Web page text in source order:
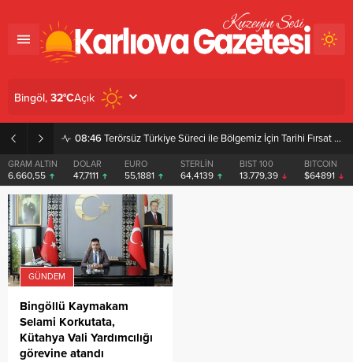
08:46 Terörsüz Türkiye Süreci ile Bölgemiz İçin Tarihi Fırsat Pencereleri Açılıyor
GRAM ALTIN
6.660,55
DOLAR
47,7111
EURO
55,1881
STERLİN
64,4139
BIST 100
13.779,39
BITCOIN
$64891
Bingöl, 32°CAçık
GÜNDEM
Bingöllü Kaymakam
Selami Korkutata,
Kütahya Vali Yardımcılığı
görevine atandı